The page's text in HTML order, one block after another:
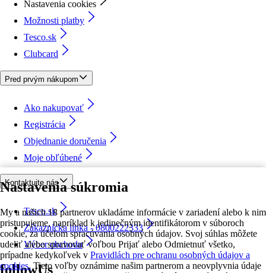
Nastavenia súkromia
My a našich 18 partnerov ukladáme informácie v zariadení alebo k nim
pristupujeme, napríklad k jedinečným identifikátorom v súboroch
cookie, za účelom spracúvania osobných údajov. Svoj súhlas môžete
udeliť alebo spravovať voľbou Prijať alebo Odmietnuť všetko,
prípadne kedykoľvek v Pravidlách pre ochranu osobných údajov a
cookies. Tieto voľby oznámime našim partnerom a neovplyvnia údaje
Nastavenia cookies
Možnosti platby
Tesco.sk
Clubcard
Pred prvým nákupom
Ako nakupovať
Registrácia
Objednanie doručenia
Moje obľúbené
Kontaktujte nás
Tesco.sk
Zákaznícka linka - 0800222333
Výber obchodu
followUs